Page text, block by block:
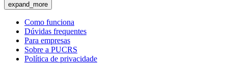
expand_more
Como funciona
Dúvidas frequentes
Para empresas
Sobre a PUCRS
Política de privacidade